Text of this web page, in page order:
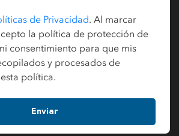
de Privacidad. Al marcar
la política de protección de
consentimiento para que mis
y procesados de
política.